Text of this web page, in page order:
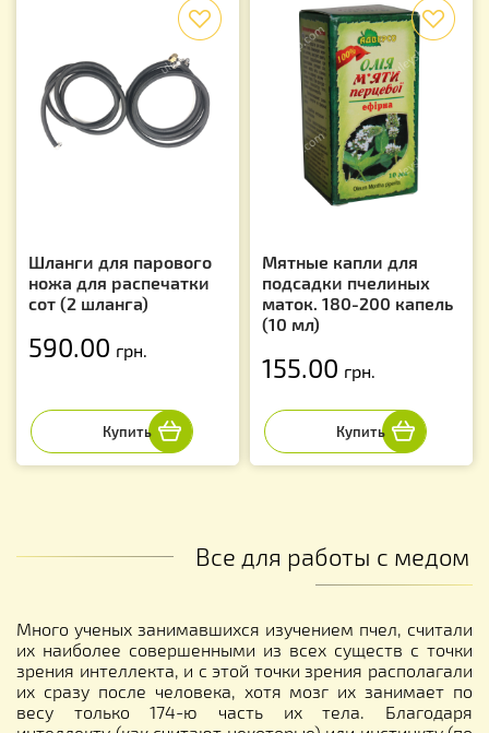
Шланги для парового
ножа для распечатки
сот (2 шланга)
590.00 грн.
Мятные капли для
подсадки пчелиных
маток. 180-200 капель
(10 мл)
155.00 грн.
Все для работы с медом
Много ученых занимавшихся изучением пчел, считали
их наиболее совершенными из всех существ с точки
зрения интеллекта, и с этой точки зрения располагали
их сразу после человека, хотя мозг их занимает по
весу только 174-ю часть их тела. Благодаря